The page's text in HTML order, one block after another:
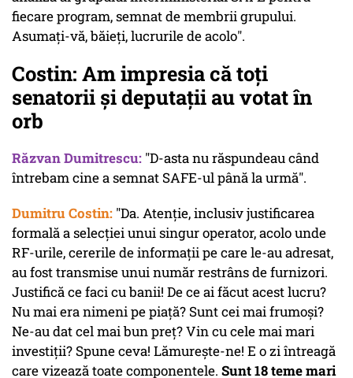
fiecare program, semnat de membrii grupului.
Asumați-vă, băieți, lucrurile de acolo".
Costin: Am impresia că toți
senatorii și deputații au votat în
orb
Răzvan Dumitrescu: "D-asta nu răspundeau când
întrebam cine a semnat SAFE-ul până la urmă".
Dumitru Costin: "Da. Atenție, inclusiv justificarea
formală a selecției unui singur operator, acolo unde
RF-urile, cererile de informații pe care le-au adresat,
au fost transmise unui număr restrâns de furnizori.
Justifică ce faci cu banii! De ce ai făcut acest lucru?
Nu mai era nimeni pe piață? Sunt cei mai frumoși?
Ne-au dat cel mai bun preț? Vin cu cele mai mari
investiții? Spune ceva! Lămurește-ne! E o zi întreagă
care vizează toate componentele. Sunt 18 teme mari